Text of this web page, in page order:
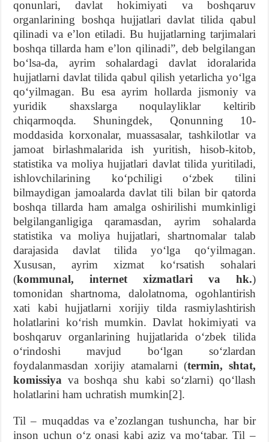
qonunlari, davlat hokimiyati va boshqaruv
organlarining boshqa hujjatlari davlat tilida qabul
qilinadi va eʼlon etiladi. Bu hujjatlarning tarjimalari
boshqa tillarda ham eʼlon qilinadi”, deb belgilangan
boʻlsa-da, ayrim sohalardagi davlat idoralarida
hujjatlarni davlat tilida qabul qilish yetarlicha yoʻlga
qoʻyilmagan. Bu esa ayrim hollarda jismoniy va
yuridik shaxslarga noqulayliklar keltirib
chiqarmoqda. Shuningdek, Qonunning 10-
moddasida korxonalar, muassasalar, tashkilotlar va
jamoat birlashmalarida ish yuritish, hisob-kitob,
statistika va moliya hujjatlari davlat tilida yuritiladi,
ishlovchilarining koʻpchiligi oʻzbek tilini
bilmaydigan jamoalarda davlat tili bilan bir qatorda
boshqa tillarda ham amalga oshirilishi mumkinligi
belgilanganligiga qaramasdan, ayrim sohalarda
statistika va moliya hujjatlari, shartnomalar talab
darajasida davlat tilida yoʻlga qoʻyilmagan.
Xususan, ayrim xizmat koʻrsatish sohalari
(kommunal, internet xizmatlari va hk.)
tomonidan shartnoma, dalolatnoma, ogohlantirish
xati kabi hujjatlarni xorijiy tilda rasmiylashtirish
holatlarini koʻrish mumkin. Davlat hokimiyati va
boshqaruv organlarining hujjatlarida oʻzbek tilida
oʻrindoshi mavjud boʻlgan soʻzlardan
foydalanmasdan xorijiy atamalarni (termin, shtat,
komissiya va boshqa shu kabi soʻzlarni) qoʻllash
holatlarini ham uchratish mumkin[2].
Til – muqaddas va eʼzozlangan tushuncha, har bir
inson uchun oʻz onasi kabi aziz va moʻtabar. Til –